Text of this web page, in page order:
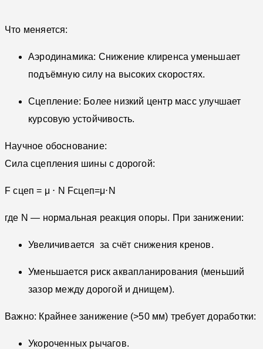
Что меняется:
Аэродинамика: Снижение клиренса уменьшает
подъёмную силу на высоких скоростях.
Сцепление: Более низкий центр масс улучшает
курсовую устойчивость.
Научное обоснование:
Сила сцепления шины с дорогой:
F сцеп = μ ⋅ N Fсцеп​=μ⋅N
где N — нормальная реакция опоры. При занижении:
Увеличивается за счёт снижения кренов.
Уменьшается риск аквапланирования (меньший
зазор между дорогой и днищем).
Важно: Крайнее занижение (>50 мм) требует доработки:
Укороченных рычагов.